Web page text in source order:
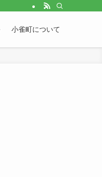
小雀町について